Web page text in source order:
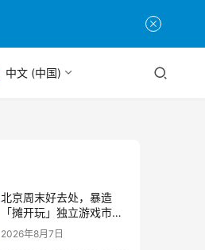
中文 (中国)
北京周末好去处，暴造
「摊开玩」独立游戏市集
正式开票！
2026年8月7日